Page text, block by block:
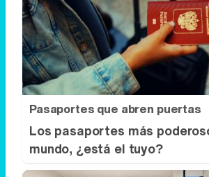
Pasaportes que abren puertas
Los pasaportes más
mundo, ¿está el tuyo?